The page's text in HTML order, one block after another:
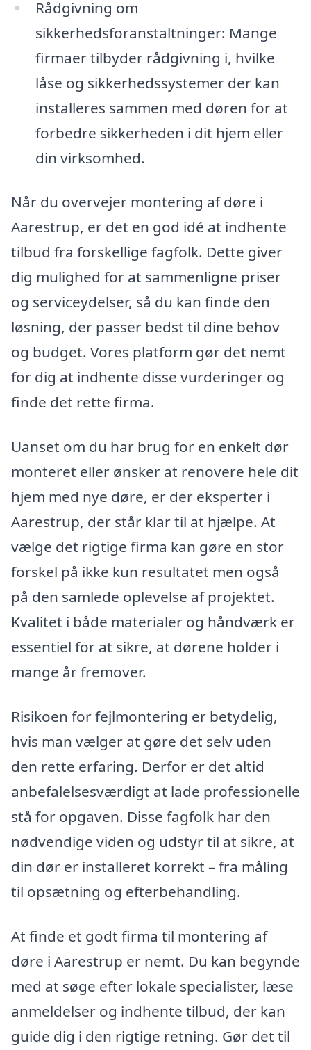
Rådgivning om
sikkerhedsforanstaltninger: Mange
firmaer tilbyder rådgivning i, hvilke
låse og sikkerhedssystemer der kan
installeres sammen med døren for at
forbedre sikkerheden i dit hjem eller
din virksomhed.
Når du overvejer montering af døre i
Aarestrup, er det en god idé at indhente
tilbud fra forskellige fagfolk. Dette giver
dig mulighed for at sammenligne priser
og serviceydelser, så du kan finde den
løsning, der passer bedst til dine behov
og budget. Vores platform gør det nemt
for dig at indhente disse vurderinger og
finde det rette firma.
Uanset om du har brug for en enkelt dør
monteret eller ønsker at renovere hele dit
hjem med nye døre, er der eksperter i
Aarestrup, der står klar til at hjælpe. At
vælge det rigtige firma kan gøre en stor
forskel på ikke kun resultatet men også
på den samlede oplevelse af projektet.
Kvalitet i både materialer og håndværk er
essentiel for at sikre, at dørene holder i
mange år fremover.
Risikoen for fejlmontering er betydelig,
hvis man vælger at gøre det selv uden
den rette erfaring. Derfor er det altid
anbefalelsesværdigt at lade professionelle
stå for opgaven. Disse fagfolk har den
nødvendige viden og udstyr til at sikre, at
din dør er installeret korrekt – fra måling
til opsætning og efterbehandling.
At finde et godt firma til montering af
døre i Aarestrup er nemt. Du kan begynde
med at søge efter lokale specialister, læse
anmeldelser og indhente tilbud, der kan
guide dig i den rigtige retning. Gør det til